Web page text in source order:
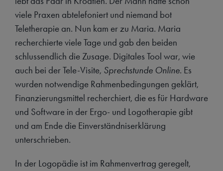
viele Praxen abtelefoniert und niemand bot
Teletherapie an. Nun kam er zu Maria. Maria
recherchierte viele Tage und gab den beiden
schlussendlich die Zusage. Digitales Tool war, wie
auch bei der Tele-Visite, Sprechstunde Online. Es
wurden notwendige Rahmenbedingungen geklärt,
Finanzierungsmittel recherchiert, die es für Hardware
und Software in der Ergo- und Logotherapie gibt
und am Ende die Einverständniserklärung
unterschrieben.
In der Logopädie ist im Rahmenvertrag geregelt,